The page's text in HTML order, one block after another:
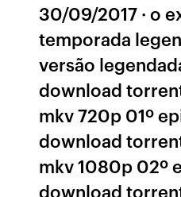
30/09/2017 · o
temporada
versão
download
mkv 720p 01º
download
mkv 1080p 02º
download